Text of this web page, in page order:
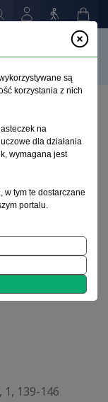
139-146
są
korzystania z nich
na
dla działania
wymagana jest
w tym te dostarczane
portalu.